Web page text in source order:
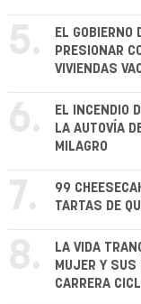
5.
EL
PRESIONAR
VIVIENDAS
6.
EL INCENDIO
LA AUTOVÍA
MILAGRO
7.
99
TARTAS DE
8.
LA VIDA
MUJER Y
CARRERA